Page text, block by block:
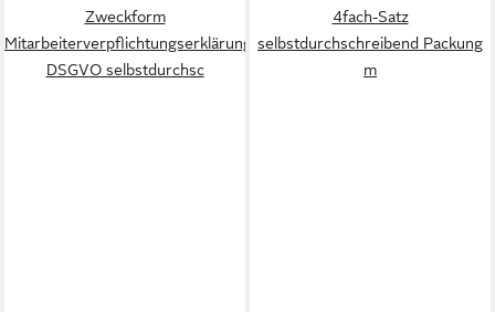
Zweckform
Mitarbeiterverpflichtungserklärung
DSGVO selbstdurchsc
4fach-Satz
selbstdurchschreibend Packung
m